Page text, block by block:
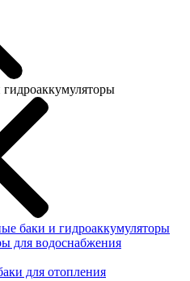
баки и гидроаккумуляторы
для водоснабжения
для отопления